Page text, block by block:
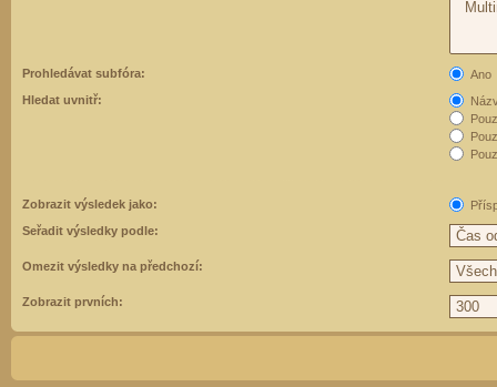
Prohledávat subfóra:
Ano
Hledat uvnitř:
Zobrazit výsledek jako:
Seřadit výsledky podle:
Omezit výsledky na předchozí:
Zobrazit prvních: